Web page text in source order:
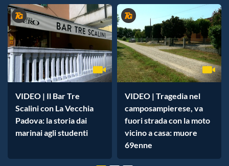
VIDEO | Il Bar Tre
Scalini con La Vecchia
Padova: la storia dai
marinai agli studenti
VIDEO | Tragedia nel
camposampierese, va
fuori strada con la moto
vicino a casa: muore
69enne